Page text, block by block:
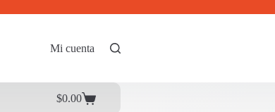
Mi cuenta
Carrito
$0.00